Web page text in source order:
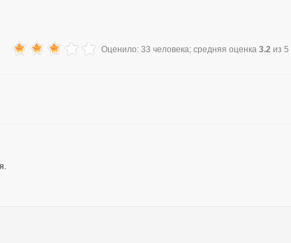
Оценило: 33 человека; средняя оценка 3.2 из 5